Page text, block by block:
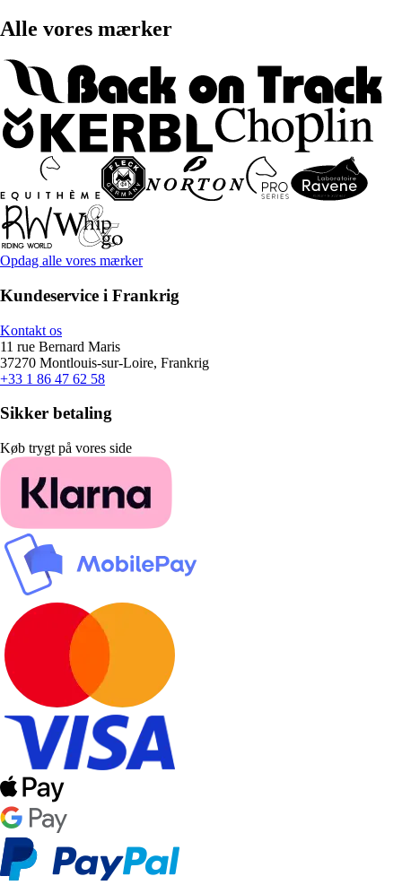
Alle vores mærker
Opdag alle vores mærker
Kundeservice i Frankrig
Kontakt os
11 rue Bernard Maris
37270 Montlouis-sur-Loire, Frankrig
+33 1 86 47 62 58
Sikker betaling
Køb trygt på vores side